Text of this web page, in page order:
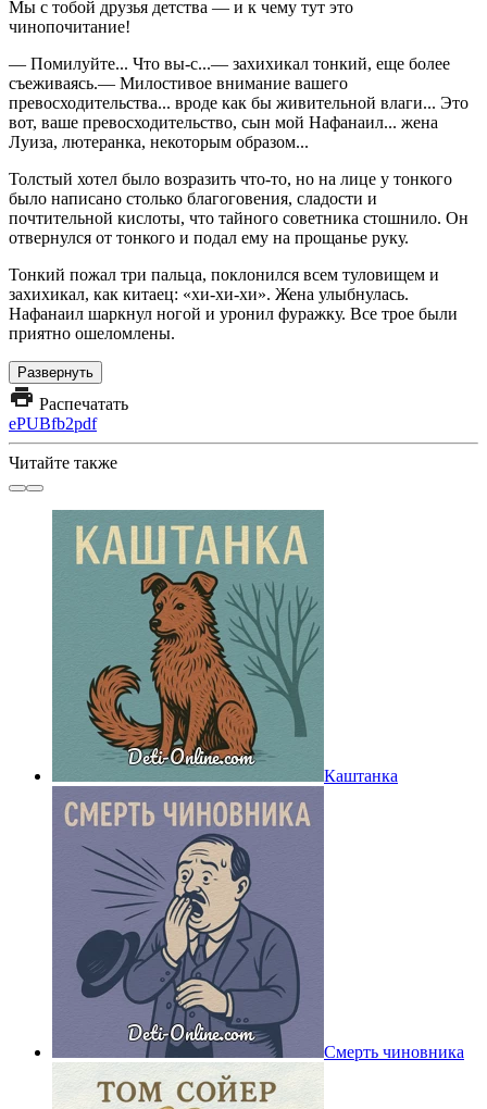
Мы с тобой друзья детства — и к чему тут это
чинопочитание!
— Помилуйте... Что вы-с...— захихикал тонкий, еще более
съеживаясь.— Милостивое внимание вашего
превосходительства... вроде как бы живительной влаги... Это
вот, ваше превосходительство, сын мой Нафанаил... жена
Луиза, лютеранка, некоторым образом...
Толстый хотел было возразить что-то, но на лице у тонкого
было написано столько благоговения, сладости и
почтительной кислоты, что тайного советника стошнило. Он
отвернулся от тонкого и подал ему на прощанье руку.
Тонкий пожал три пальца, поклонился всем туловищем и
захихикал, как китаец: «хи-хи-хи». Жена улыбнулась.
Нафанаил шаркнул ногой и уронил фуражку. Все трое были
приятно ошеломлены.
Развернуть
Распечатать
ePUBfb2pdf
Читайте также
Каштанка
Смерть чиновника